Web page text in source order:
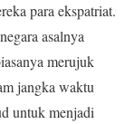
para ekspatriat.
asalnya
merujuk
jangka waktu
untuk menjadi